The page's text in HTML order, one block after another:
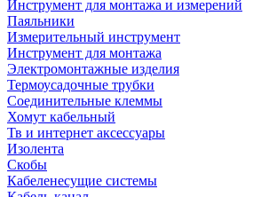
Инструмент для монтажа и измерений
Паяльники
Измерительный инструмент
Инструмент для монтажа
Электромонтажные изделия
Термоусадочные трубки
Соединительные клеммы
Хомут кабельный
Тв и интернет аксессуары
Изолента
Скобы
Кабеленесущие системы